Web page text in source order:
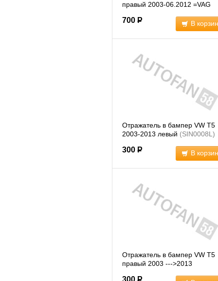
правый 2003-06.2012 =VAG
700 Р В
Отражатель в бампер VW T5
2003-2013 левый (SIN0008L)
300 Р В
Отражатель в бампер VW T5
правый 2003 --->2013
300 Р